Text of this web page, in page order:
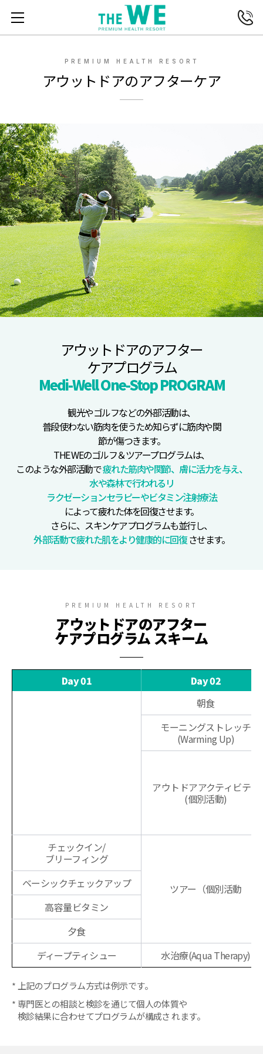
메뉴열기
PREMIUM HEALTH RESORT
アウットドアのアフターケア
アウットドアのアフター
ケアプログラム
Medi-Well One-Stop PROGRAM
観光やゴルフなどの外部活動は、
普段使わない筋肉を使うため知らずに筋肉や関
節が傷つきます。
THE WEのゴルフ＆ツアープログラムは、
このような外部活動で疲れた筋肉や関節、膚に活力を与え、
水や森林で行われるリ
ラクゼーションセラピーやビタミン注射療法
によって疲れた体を回復させます。
さらに、スキンケアプログラムも並行し、
外部活動で疲れた肌をより健康的に回復させます。
PREMIUM HEALTH RESORT
アウットドアのアフター
ケアプログラム スキーム
Day 01
Day 02
朝食
モーニングストレッチ
(Warming Up)
アウトドアアクティビティ
(個別活動)
チェックイン/
ブリーフィング
ツアー（個別活動
ベーシックチェックアップ
高容量ビタミン
夕食
ディープティシュー
水治療(Aqua Therapy)
上記のプログラム方式は例示です。
専門医との相談と検診を通じて個人の体質や
検診結果に合わせてプログラムが構成さ れます。